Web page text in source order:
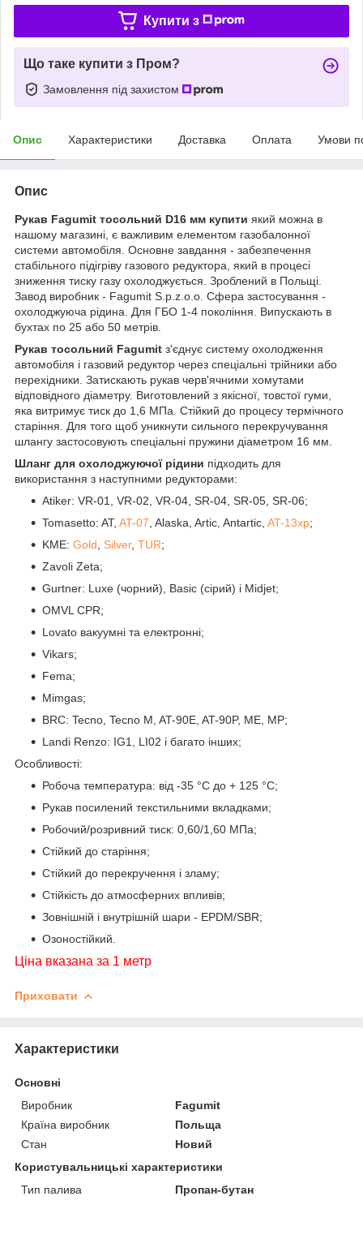
Купити з
Що таке купити з Пром?
Замовлення під захистом
Опис Характеристики Доставка Оплата Умови
Опис
Рукав Fagumit тосольний D16 мм купити який можна в
нашому магазині, є важливим елементом газобалонної
системи автомобіля. Основне завдання - забезпечення
стабільного підігріву газового редуктора, який в процесі
зниження тиску газу охолоджується. Зроблений в Польщі.
Завод виробник - Fagumit S.p.z.o.o. Сфера застосування -
охолоджуюча рідина. Для ГБО 1-4 покоління. Випускають в
бухтах по 25 або 50 метрів.
Рукав тосольний Fagumit з'єднує систему охолодження
автомобіля і газовий редуктор через спеціальні трійники або
перехідники. Затискають рукав черв'ячними хомутами
відповідного діаметру. Виготовлений з якісної, товстої гуми,
яка витримує тиск до 1,6 МПа. Стійкий до процесу термічного
старіння. Для того щоб уникнути сильного перекручування
шлангу застосовують спеціальні пружини діаметром 16 мм.
Шланг для охолоджуючої рідини підходить для
використання з наступними редукторами:
Atiker: VR-01, VR-02, VR-04, SR-04, SR-05, SR-06;
Tomasetto: AT, AT-07 , Alaska, Artic, Antartic, AT-13xp;
KME: Gold Silver, TUR;
Zavoli Zeta;
Gurtner: Luxe (чорний), Basic (сірий) і Midjet;
OMVL CPR;
Lovato вакуумні та електронні;
Vikars;
Fema;
Mimgas;
BRC: Tecno, Tecno M, AT-90E, AT-90P, ME, MP;
Landi Renzo: IG1, LI02 і багато інших;
Особливості:
Робоча температура: від -35 °С до + 125 °С;
Рукав посилений текстильними вкладками;
Робочий/розривний тиск: 0,60/1,60 МПа;
Стійкий до старіння;
Стійкий до перекручення і зламу;
Стійкість до атмосферних впливів;
Зовнішній і внутрішній шари - EPDM/SBR;
Озоностійкий.
Ціна вказана за 1 метр
Приховати
Характеристики
Основні
Виробник
Fagumit
Країна виробник
Польща
Стан
Новий
Користувальницькі характеристики
Тип палива
Пропан-бутан